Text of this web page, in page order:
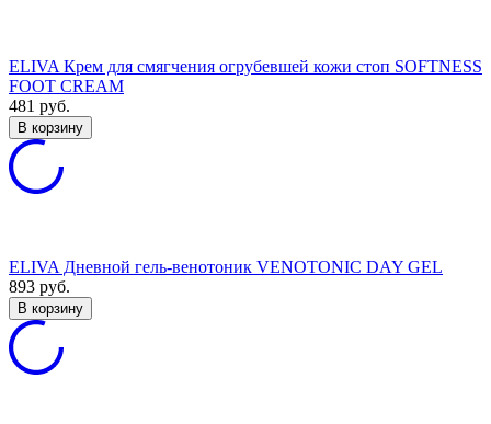
ELIVA Крем для смягчения огрубевшей кожи стоп SOFTNESS
FOOT CREAM
481 руб.
В корзину
ELIVA Дневной гель-венотоник VENOTONIC DAY GEL
893 руб.
В корзину